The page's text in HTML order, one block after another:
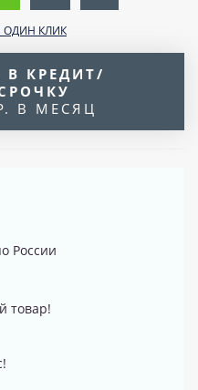
ОДИН КЛИК
В КРЕДИТ/
В МЕСЯЦ
России
товар!